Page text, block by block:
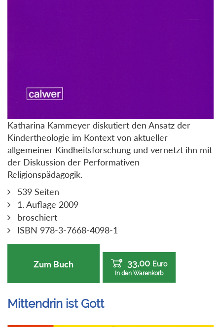
Katharina Kammeyer diskutiert den Ansatz der
Kindertheologie im Kontext von aktueller
allgemeiner Kindheitsforschung und vernetzt ihn mit
der Diskussion der Performativen
Religionspädagogik.
539 Seiten
1. Auflage 2009
broschiert
ISBN 978-3-7668-4098-1
Zum Buch 33,00 Euro
In den Warenkorb
Mittendrin ist Gott